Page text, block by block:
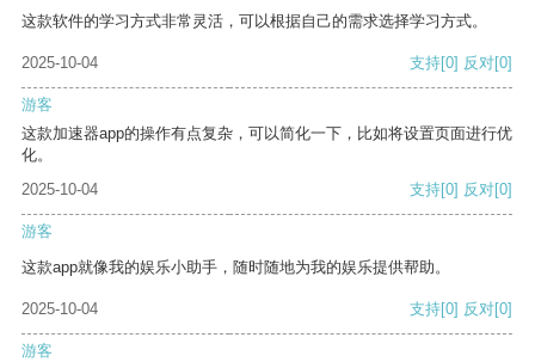
这款软件的学习方式非常灵活，可以根据自己的需求选择学习方式。
2025-10-04 支持[0] 反对[0]
游客
这款加速器app的操作有点复杂，可以简化一下，比如将设置页面进行优
化。
2025-10-04
支持[0] 反对[0]
游客
这款app就像我的娱乐小助手，随时随地为我的娱乐提供帮助。
2025-10-04 支持[0] 反对[0]
游客